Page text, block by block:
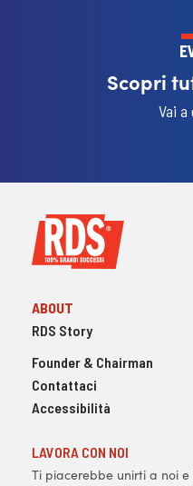
Scopri
Vai a
ABOUT
RDS Story
Founder & Chairman
Contattaci
Accessibilità
LAVORA CON NOI
Ti piacerebbe unirti a noi